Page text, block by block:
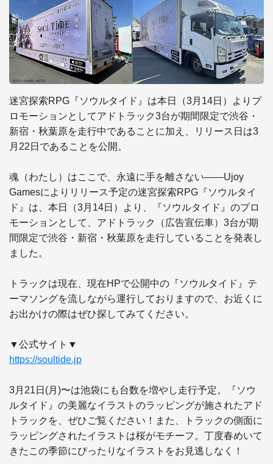
迷宮探索RPG『ソウルタイド』は本日（3月14日）よりプ
ロモーションとしてアドトラック3台が期間限定で渋谷・
新宿・秋葉原を走行中であることに加え、リリース日は3
月22日であることを公開。
魂（わたし）はここで、永遠に手を離さない――Ujoy
Gamesによりリリース予定の迷宮探索RPG『ソウルタイ
ド』は、本日（3月14日）より、『ソウルタイド』のプロ
モーションとして、アドトラック（広告宣伝車）3台が期
間限定で渋谷・新宿・秋葉原を走行していることを発表し
ました。
トラックは現在、現在HPで公開中の『ソウルタイド』テ
ーマソングを流しながら運行しておりますので、お近くに
お出かけの際はぜひ探してみてください。
https://soultide.jp
3月21日(月)〜は池袋にも台数を増やし走行予定。『ソウ
ルタイド』の美麗なイラストのラッピングが施されたアド
トラックを、ぜひご覧ください！また、トラックの側面に
ラッピングされたイラストは桜がモチーフ。丁度春めいて
きたこの季節にぴったりなイラストをお見逃しなく！